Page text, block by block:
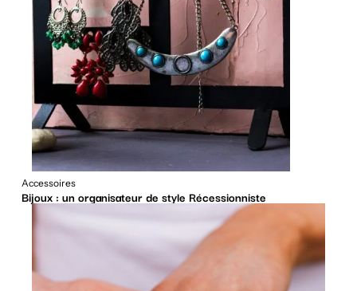
Accessoires
Bijoux : un organisateur de style Récessionniste